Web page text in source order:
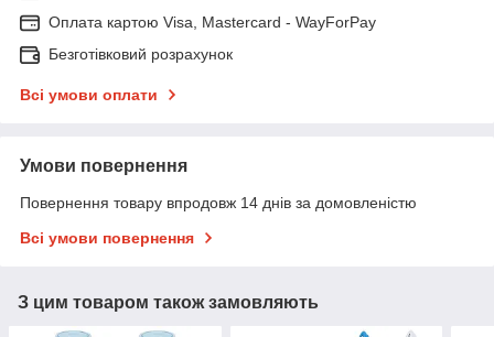
Оплата картою Visa, Mastercard - WayForPay
Безготівковий розрахунок
Всі умови оплати
Умови повернення
Повернення товару впродовж 14 днів за домовленістю
Всі умови повернення
З цим товаром також замовляють